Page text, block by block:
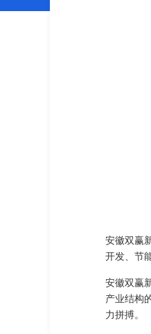
安徽双赢
开发、节
安徽双赢
产业结构
力拼搏。